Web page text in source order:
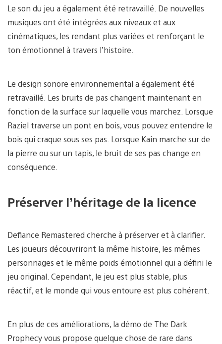
Le son du jeu a également été retravaillé. De nouvelles
musiques ont été intégrées aux niveaux et aux
cinématiques, les rendant plus variées et renforçant le
ton émotionnel à travers l’histoire.
Le design sonore environnemental a également été
retravaillé. Les bruits de pas changent maintenant en
fonction de la surface sur laquelle vous marchez. Lorsque
Raziel traverse un pont en bois, vous pouvez entendre le
bois qui craque sous ses pas. Lorsque Kain marche sur de
la pierre ou sur un tapis, le bruit de ses pas change en
conséquence.
Préserver l’héritage de la licence
Defiance Remastered cherche à préserver et à clarifier.
Les joueurs découvriront la même histoire, les mêmes
personnages et le même poids émotionnel qui a défini le
jeu original. Cependant, le jeu est plus stable, plus
réactif, et le monde qui vous entoure est plus cohérent.
En plus de ces améliorations, la démo de The Dark
Prophecy vous propose quelque chose de rare dans